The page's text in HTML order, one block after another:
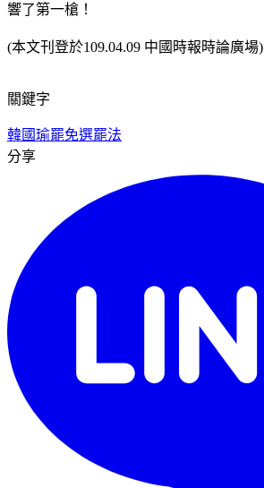
響了第一槍！
(本文刊登於109.04.09 中國時報時論廣場)
關鍵字
韓國瑜罷免選罷法
分享